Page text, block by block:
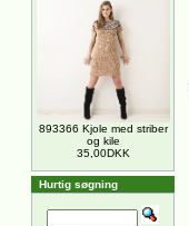
893366 Kjole med striber
og kile
35,00DKK
Hurtig søgning